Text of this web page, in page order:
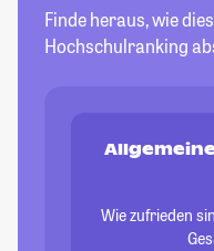
Finde heraus, wie
Hochschulranking
Wie zufrieden